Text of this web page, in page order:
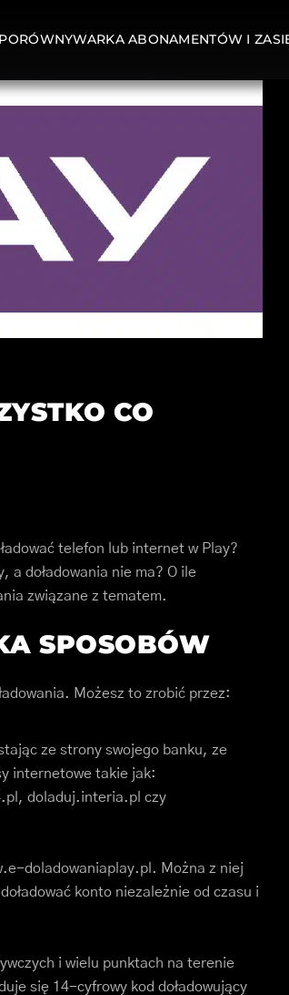
PORÓWNYWARKA ABONAMENTÓW I
CO
telefon lub internet w Play?
a doładowania nie ma? O ile
związane z tematem.
SPOSOBÓW
Możesz to zrobić przez:
ze strony swojego banku, ze
internetowe takie jak:
doladuj.interia.pl czy
doladowaniaplay.pl. Można z niej
konto niezależnie od czasu i
i wielu punktach na terenie
się 14-cyfrowy kod doładowujący